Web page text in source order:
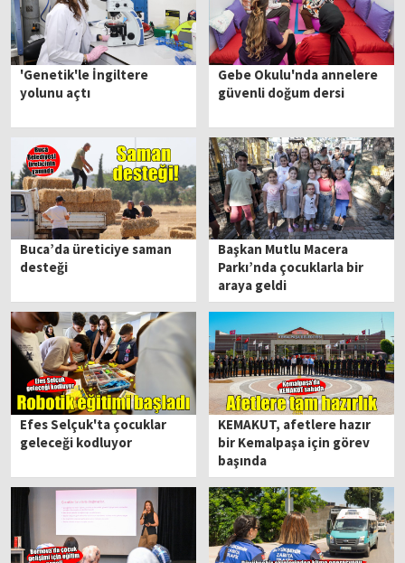
'Genetik'le İngiltere
yolunu açtı
Gebe Okulu'nda annelere
güvenli doğum dersi
Buca’da üreticiye saman
desteği
Başkan Mutlu Macera
Parkı’nda çocuklarla bir
araya geldi
Efes Selçuk'ta çocuklar
geleceği kodluyor
KEMAKUT, afetlere hazır
bir Kemalpaşa için görev
başında